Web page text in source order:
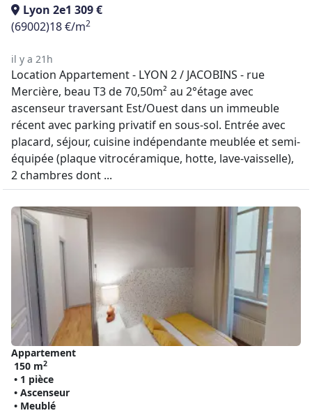
Lyon 2e1 309 €
(69002)18 €/m2
il y a 21h
Location Appartement - LYON 2 / JACOBINS - rue
Mercière, beau T3 de 70,50m² au 2°étage avec
ascenseur traversant Est/Ouest dans un immeuble
récent avec parking privatif en sous-sol. Entrée avec
placard, séjour, cuisine indépendante meublée et semi-
équipée (plaque vitrocéramique, hotte, lave-vaisselle),
2 chambres dont ...
Appartement
150 m2
• 1 pièce
• Ascenseur
• Meublé